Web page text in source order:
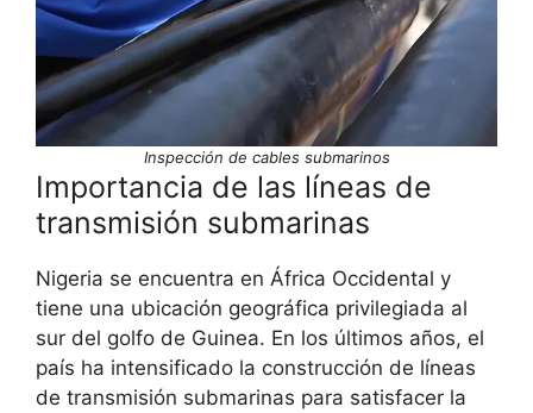
Inspección de cables submarinos
Importancia de las líneas de
transmisión submarinas
Nigeria se encuentra en África Occidental y
tiene una ubicación geográfica privilegiada al
sur del golfo de Guinea. En los últimos años, el
país ha intensificado la construcción de líneas
de transmisión submarinas para satisfacer la